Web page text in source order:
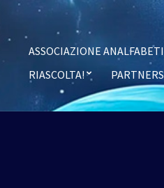
ASSOCIAZIONE ANALFABETI
RIASCOLTA!
PARTNERS